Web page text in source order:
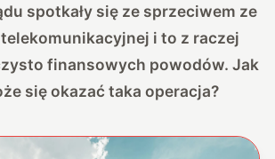
spotkały się ze sprzeciwem ze
i to z raczej
finansowych powodów. Jak
się okazać taka operacja?